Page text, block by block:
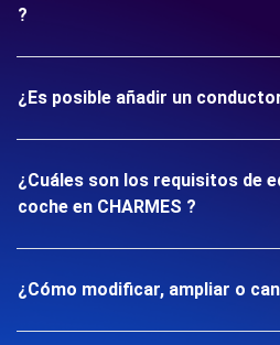
?
¿Es posible añadir un
¿Cuáles son los requisitos de
coche en CHARMES ?
¿Cómo modificar, ampliar o